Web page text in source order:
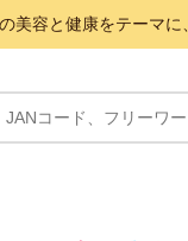
美容と健康をテーマ